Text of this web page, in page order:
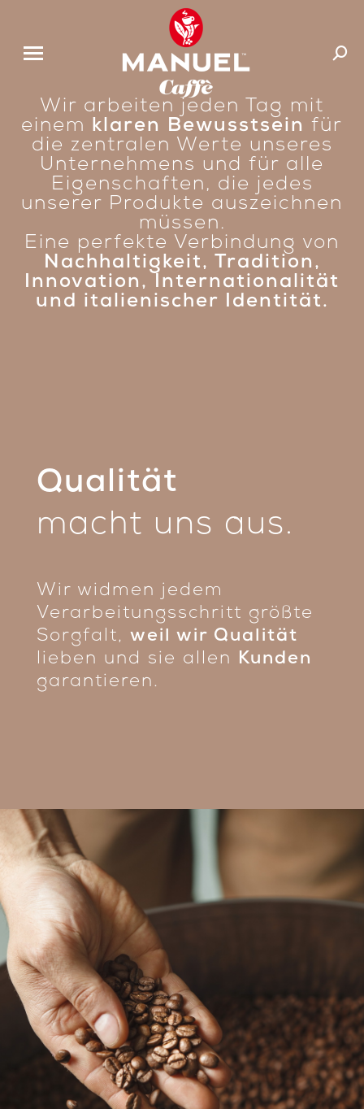
Wir arbeiten jeden Tag mit
einem klaren Bewusstsein für
die zentralen Werte unseres
Unternehmens und für alle
Eigenschaften, die jedes
unserer Produkte auszeichnen
müssen.
Eine perfekte Verbindung von
Nachhaltigkeit, Tradition,
Innovation, Internationalität
und italienischer Identität.
Qualität
macht uns aus.
Wir widmen jedem
Verarbeitungsschritt größte
Sorgfalt, weil wir Qualität
lieben und sie allen Kunden
garantieren.